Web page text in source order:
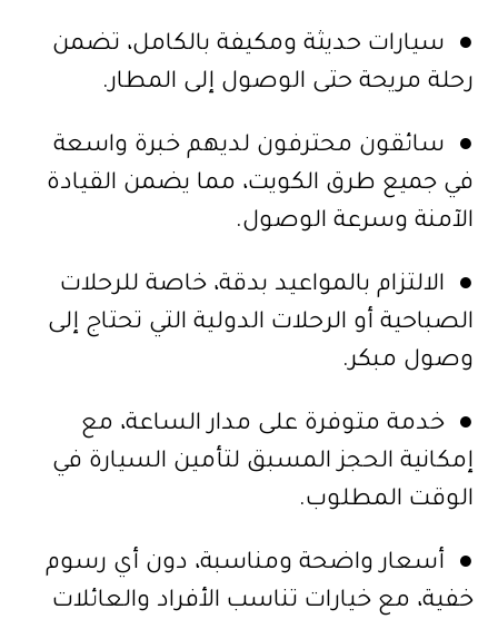
● سيارات حديثة ومكيفة بالكامل، تضمن
رحلة مريحة حتى الوصول إلى المطار.
● سائقون محترفون لديهم خبرة واسعة
في جميع طرق الكويت، مما يضمن القيادة
الآمنة وسرعة الوصول.
● الالتزام بالمواعيد بدقة، خاصة للرحلات
الصباحية أو الرحلات الدولية التي تحتاج إلى
وصول مبكر.
● خدمة متوفرة على مدار الساعة، مع
إمكانية الحجز المسبق لتأمين السيارة في
الوقت المطلوب.
● أسعار واضحة ومناسبة، دون أي رسوم
خفية، مع خيارات تناسب الأفراد والعائلات